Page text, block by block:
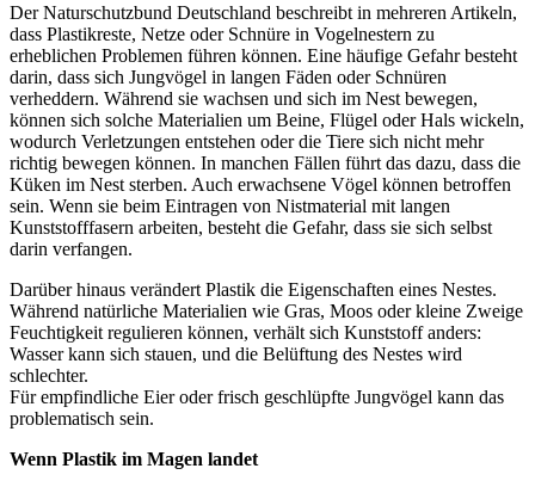
Der Naturschutzbund Deutschland beschreibt in mehreren Artikeln,
dass Plastikreste, Netze oder Schnüre in Vogelnestern zu
erheblichen Problemen führen können. Eine häufige Gefahr besteht
darin, dass sich Jungvögel in langen Fäden oder Schnüren
verheddern. Während sie wachsen und sich im Nest bewegen,
können sich solche Materialien um Beine, Flügel oder Hals wickeln,
wodurch Verletzungen entstehen oder die Tiere sich nicht mehr
richtig bewegen können. In manchen Fällen führt das dazu, dass die
Küken im Nest sterben. Auch erwachsene Vögel können betroffen
sein. Wenn sie beim Eintragen von Nistmaterial mit langen
Kunststofffasern arbeiten, besteht die Gefahr, dass sie sich selbst
darin verfangen.
Darüber hinaus verändert Plastik die Eigenschaften eines Nestes.
Während natürliche Materialien wie Gras, Moos oder kleine Zweige
Feuchtigkeit regulieren können, verhält sich Kunststoff anders:
Wasser kann sich stauen, und die Belüftung des Nestes wird
schlechter.
Für empfindliche Eier oder frisch geschlüpfte Jungvögel kann das
problematisch sein.
Wenn Plastik im Magen landet